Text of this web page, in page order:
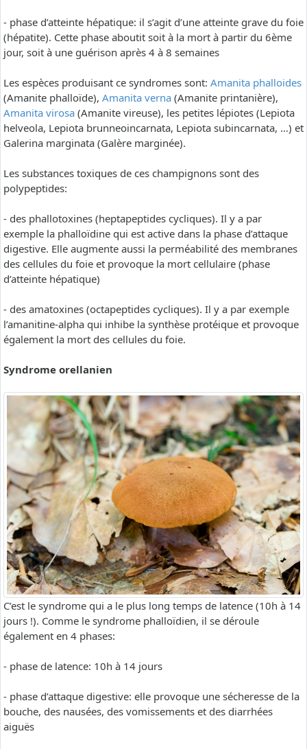
- phase d’atteinte hépatique: il s’agit d’une atteinte grave du foie
(hépatite). Cette phase aboutit soit à la mort à partir du 6ème
jour, soit à une guérison après 4 à 8 semaines
Les espèces produisant ce syndromes sont: Amanita phalloides
(Amanite phalloïde), Amanita verna (Amanite printanière),
Amanita virosa (Amanite vireuse), les petites lépiotes (Lepiota
helveola, Lepiota brunneoincarnata, Lepiota subincarnata, …) et
Galerina marginata (Galère marginée).
Les substances toxiques de ces champignons sont des
polypeptides:
- des phallotoxines (heptapeptides cycliques). Il y a par
exemple la phalloïdine qui est active dans la phase d’attaque
digestive. Elle augmente aussi la perméabilité des membranes
des cellules du foie et provoque la mort cellulaire (phase
d’atteinte hépatique)
- des amatoxines (octapeptides cycliques). Il y a par exemple
l’amanitine-alpha qui inhibe la synthèse protéique et provoque
également la mort des cellules du foie.
Syndrome orellanien
C’est le syndrome qui a le plus long temps de latence (10h à 14
jours !). Comme le syndrome phalloïdien, il se déroule
également en 4 phases:
- phase de latence: 10h à 14 jours
- phase d’attaque digestive: elle provoque une sécheresse de la
bouche, des nausées, des vomissements et des diarrhées
aiguës